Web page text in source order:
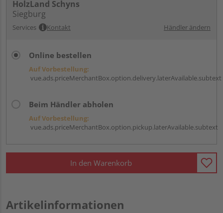
HolzLand Schyns
Siegburg
Services Kontakt Händler ändern
Online bestellen
Auf Vorbestellung:
vue.ads.priceMerchantBox.option.delivery.laterAvailable.subtext
Beim Händler abholen
Auf Vorbestellung:
vue.ads.priceMerchantBox.option.pickup.laterAvailable.subtext
In den Warenkorb
Artikelinformationen